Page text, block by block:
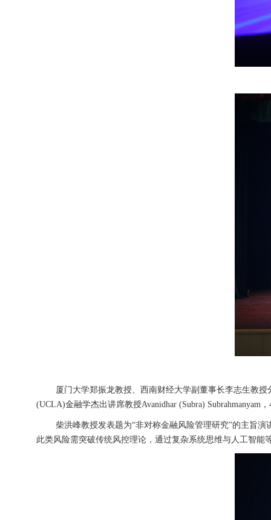
厦门大学郑振龙教授、西南财经大学副董事长李志生教
(UCLA)金融学杰出讲席教授Avanidhar (Subra) Subrahmanyam
柴洪峰教授发表题为“非对称金融风险管理研究”的主旨
此类风险需突破传统风控理论，通过复杂系统思维与人工智